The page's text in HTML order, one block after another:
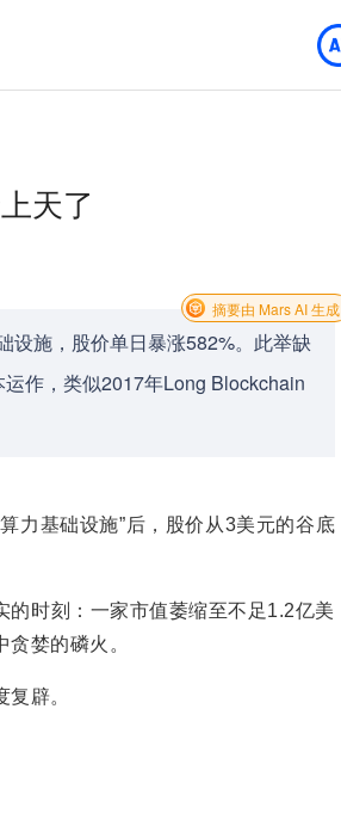
天了
设施，股价单日暴涨582%。此举缺
作，类似2017年Long Blockchain
摘要由 Mars AI 生成
力基础设施”后，股价从3美元的谷底
时刻：一家市值萎缩至不足1.2亿美
婪的磷火。
辟。